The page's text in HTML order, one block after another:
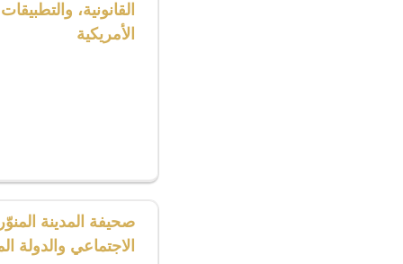
القانونية،
الأمريكية
صحيفة المدينة
الاجتماعي والدولة